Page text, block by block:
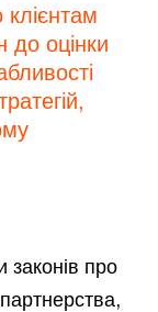
до оцінки
законів про